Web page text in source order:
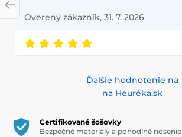
Overený zákazník, 31. 7. 2026
Ďalšie hodnotenie na
na Heuréka.sk
Certifikované šošovky
Bezpečné materiály a pohodlné nosenie